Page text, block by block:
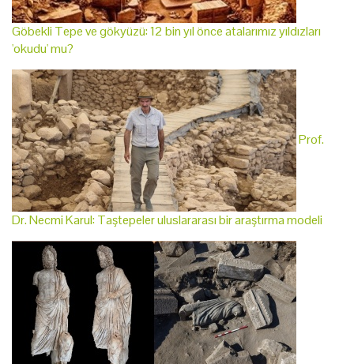
Göbekli Tepe ve gökyüzü: 12 bin yıl önce atalarımız yıldızları
'okudu' mu?
Prof.
Dr. Necmi Karul: Taştepeler uluslararası bir araştırma modeli